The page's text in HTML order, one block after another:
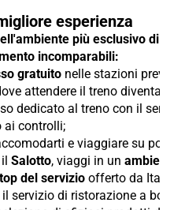
esperienza
più esclusivo di Italo
incomparabili:
gratuito nelle stazioni previste
attendere il treno diventa un
dedicato al treno con il servizio
ai controlli;
e viaggiare su poltrone
Salotto, viaggi in un ambiente
top del servizio offerto da Italo;
servizio di ristorazione a bordo